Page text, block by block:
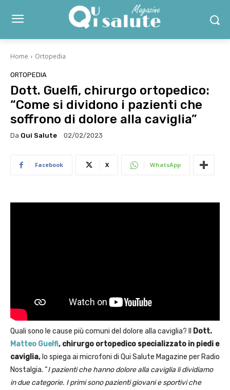
Home Ortopedia
ORTOPEDIA
Dott. Guelfi, chirurgo ortopedico:
“Come si dividono i pazienti che
soffrono di dolore alla caviglia”
Da Qui Salute 02/02/2023
Facebook X WhatsApp
Quali sono le cause più comuni del dolore alla caviglia? Il Dott.
Matteo Guelfi, chirurgo ortopedico specializzato in piedi e
caviglia, lo spiega ai microfoni di Qui Salute Magazine per Radio
Nostalgia. “I pazienti che hanno dolore alla caviglia li dividiamo
in due categorie. I primi sono pazienti giovani e sportivi che